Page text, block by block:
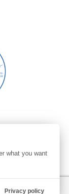
à 16h30
à 12h
what you want
Privacy policy